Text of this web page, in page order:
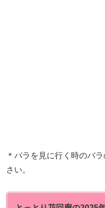
＊バラを見に行く時のバ
さい。